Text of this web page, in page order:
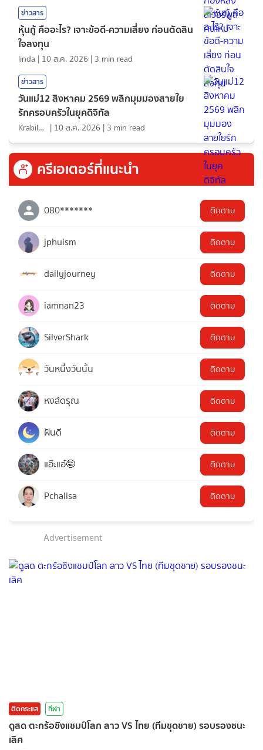
ข่าวสาร
หุ้นกู้ คืออะไร? เจาะข้อดี-ความเสี่ยง ก่อนตัดสิน
ใจลงทุน
linda | 10 ส.ค. 2026 | 3 min read
ข่าวสาร
วันแม่12 สิงหาคม 2569 พลิกมุมมองสายใย
รักครอบครัวในยุคดิจิทัล
KrabiInsight | 10 ส.ค. 2026 | 3 min read
ครีเอเตอร์ที่แนะนำ
080******* ติดตาม
jphuism ติดตาม
dailyjourney ติดตาม
iamnan23 ติดตาม
SilverShark ติดตาม
วันหนึ่งวันนั้น ติดตาม
หงส์ดรุณ ติดตาม
ฝันดี ติดตาม
แอ๊ะแอ๋🤪 ติดตาม
Pchalisa ติดตาม
Advertisement
ติดกระแส กีฬา
ดูสด ตะกร้อชิงแชมป์โลก ลาว VS ไทย (ทีมชุดชาย) รอบรองชนะ
เลิศ